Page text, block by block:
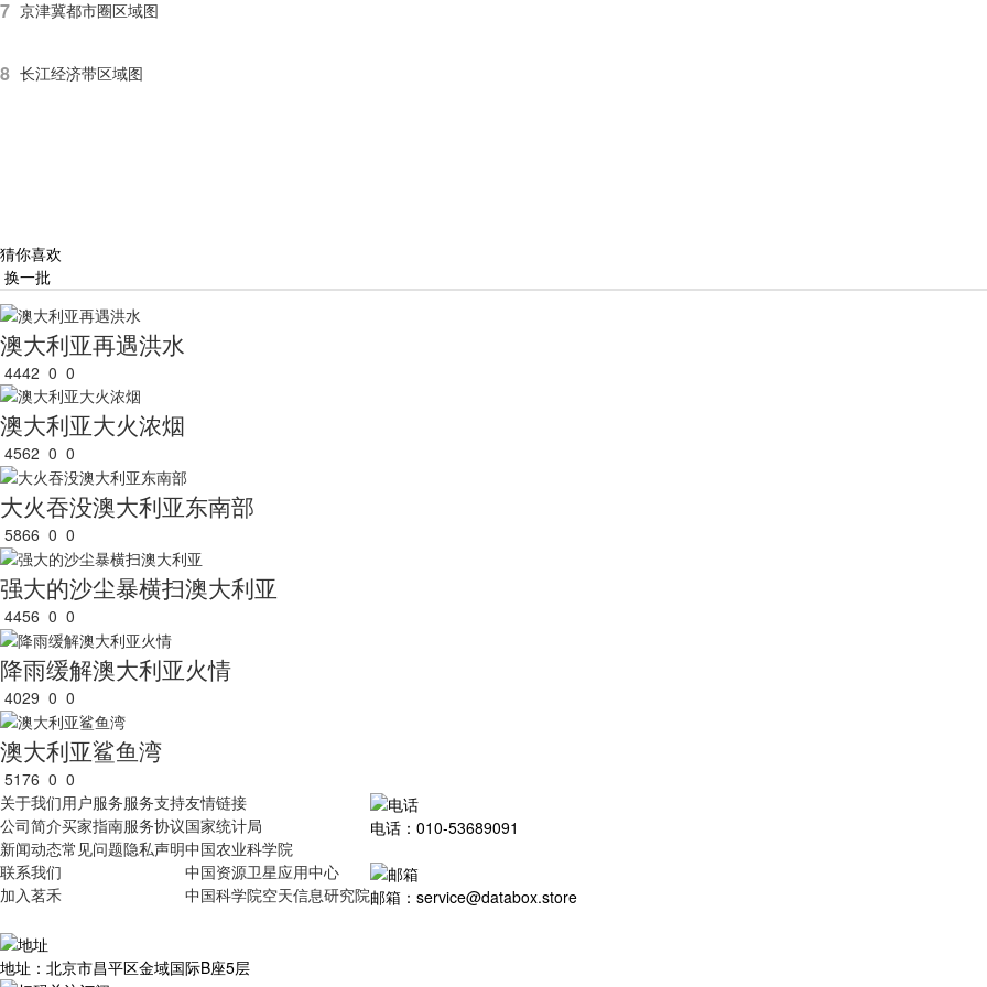
7 京津冀都市圈区域图
8 长江经济带区域图
猜你喜欢
换一批
澳大利亚再遇洪水
4442 0 0
澳大利亚大火浓烟
4562 0 0
大火吞没澳大利亚东南部
5866 0 0
强大的沙尘暴横扫澳大利亚
4456 0 0
降雨缓解澳大利亚火情
4029 0 0
澳大利亚鲨鱼湾
5176 0 0
关于我们
公司简介
新闻动态
联系我们
加入茗禾
用户服务
买家指南
常见问题
服务支持
服务协议
隐私声明
友情链接
国家统计局
中国农业科学院
中国资源卫星应用中心
中国科学院空天信息研究院
电话：010-53689091
邮箱：service@databox.store
地址：北京市昌平区金域国际B座5层